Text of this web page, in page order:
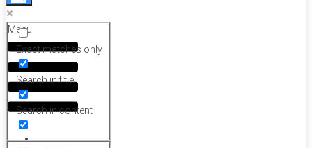
Exact matches only
Search in title
Search in content
Menu
HOME